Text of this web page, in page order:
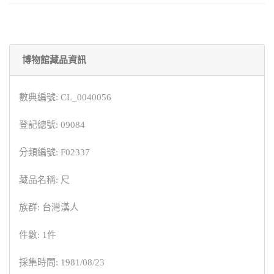
博物館藏品資訊
數典編號: CL_0040056
登記總號: 09084
分類編號: F02337
藏品名稱: 尺
族群: 台灣漢人
件數: 1件
採集時間: 1981/08/23